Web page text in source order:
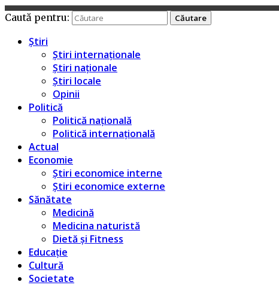
Caută pentru:
Știri
Știri internaționale
Știri naționale
Știri locale
Opinii
Politică
Politică națională
Politică internațională
Actual
Economie
Știri economice interne
Știri economice externe
Sănătate
Medicină
Medicina naturistă
Dietă și Fitness
Educație
Cultură
Societate